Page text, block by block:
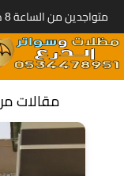
متواجدين من الساعة 8 ص إلى 9 م
مقالات